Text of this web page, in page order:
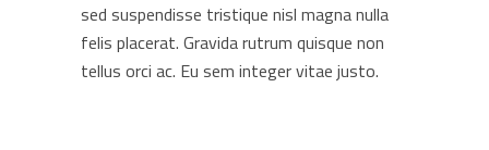
sed suspendisse tristique nisl magna nulla
felis placerat. Gravida rutrum quisque non
tellus orci ac. Eu sem integer vitae justo.